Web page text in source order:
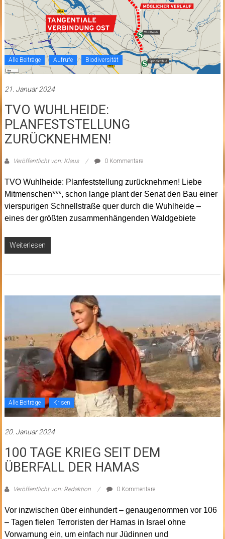
Alle Beiträge Aufrufe Biodiversität
21. Januar 2024
TVO WUHLHEIDE:
PLANFESTSTELLUNG
ZURÜCKNEHMEN!
Veröffentlicht von: Klaus 0 Kommentare
TVO Wuhlheide: Planfeststellung zurücknehmen! Liebe
Mitmenschen***, schon lange plant der Senat den Bau einer
vierspurigen Schnellstraße quer durch die Wuhlheide –
eines der größten zusammenhängenden Waldgebiete
Weiterlesen
Alle Beiträge Krisen
20. Januar 2024
100 TAGE KRIEG SEIT DEM
ÜBERFALL DER HAMAS
Veröffentlicht von: Redaktion 0 Kommentare
Vor inzwischen über einhundert – genaugenommen vor 106
– Tagen fielen Terroristen der Hamas in Israel ohne
Vorwarnung ein, um einfach nur Jüdinnen und